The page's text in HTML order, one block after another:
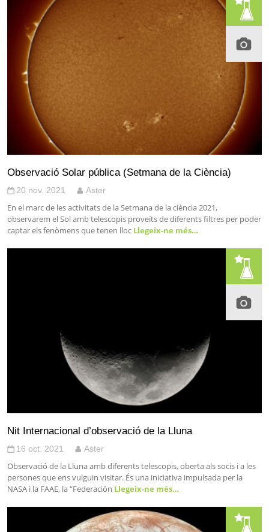
Observació Solar pública (Setmana de la Ciència)
20 nov. 2021 Aster
En el marc de les activitats de la Setmana de la ciència 2021,
observarem el Sol amb telescopis proveïts de diferents filtres per poder
captar els fenòmens que tenen lloc Llegeix-ne més…
Nit Internacional d’observació de la Lluna
16 oct. 2021 Aster
Observació de la Lluna amb diferents telescopis, oberta als socis i a les
persones que ens vulguin visitar. És una iniciativa impulsada per la
NASA i la FAAE, la “Federación Llegeix-ne més…